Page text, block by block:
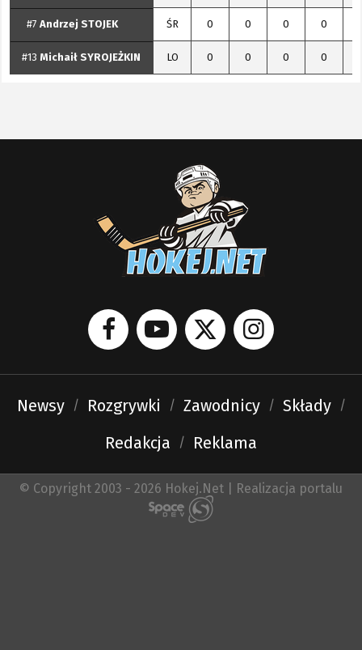
#7 Andrzej STOJEK ŚR 0 0 0 0
#13 Michaił SYROJEŻKIN LO 0 0 0 0
Newsy Rozgrywki Zawodnicy
Składy
Redakcja
Reklama
© Copyright 2003 - 2026 Hokej.Net | Realizacja portalu